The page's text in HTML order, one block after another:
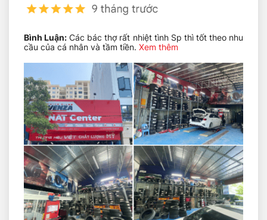
đáp ứng nhu cầu đi lại hàng ngày.
với tài xế mới.
Bình Luận: Các bác thợ rất nhiệt tình Sp thì tốt theo nhu
cầu của cá nhân và tầm tiền. Xem thêm